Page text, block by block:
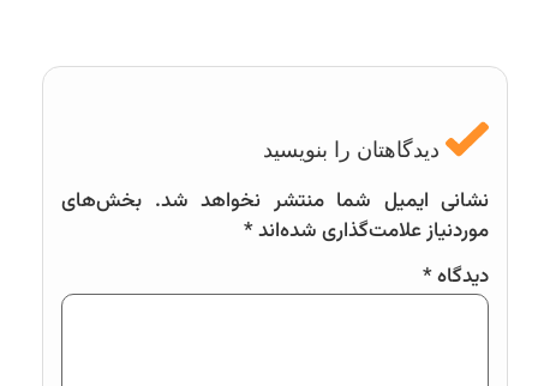
دیدگاهتان را بنویسید
نشانی ایمیل شما منتشر نخواهد شد. بخش‌های
موردنیاز علامت‌گذاری شده‌اند*
دیدگاه*